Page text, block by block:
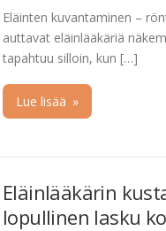
Eläinten kuvantaminen –
auttavat eläinlääkäriä
tapahtuu silloin, kun […]
Lue lisää »
Eläinlääkärin
lopullinen lasku